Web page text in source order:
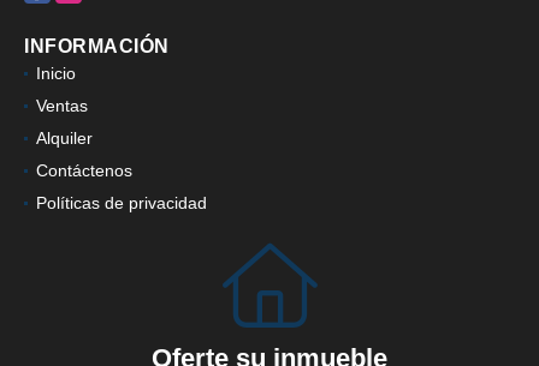
INFORMACIÓN
Inicio
Ventas
Alquiler
Contáctenos
Políticas de privacidad
Oferte su inmueble